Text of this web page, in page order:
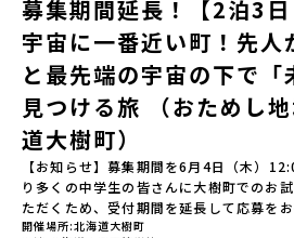
加をお願いします。【集合場所・時間】7
駅※12：00までにJR有田駅に到着する便
所・時間】7月5日(日) 13：00頃 JR有田
学3年生【宿泊先】ありこや（佐賀県西
留学生が活用している宿泊施設（シェア
宿泊いただく予定です。 【旅行代金】無
用のうち、以下の内容が無料となります
グラム内のアクティビティ・体験費用・
参加者のご負担となります・集合場所ま
や自由時間の個人飲食費などの個人的費
申し込み多数の場合は抽選の上決定）【
ごす放牧地。日本一の清流に選ばれたこ
スが泳ぐ「沙流川（さるがわ）」。他の
い圧倒的スケールの自然を味わうことが
（みなもとのよしつね）とも縁が深いと
祀った神社や公園などが存在し、アイヌ
る瞬間を肌で体感できる町です。北の大
化」とは？「アイヌ」の文化は北海道を
住民族である「アイヌ民族」によって大
す。日本語とは異なる響きを持つ「アイ
る物に「魂」が宿ると考える「精神文化
どに踊られる「古式舞踊」、独特の文様
募集期間延長！【2泊3日
宇宙に一番近い町！先人
と最先端の宇宙の下で「
見つける旅 （おためし
道大樹町）
【お知らせ】募集期間を6月4日（木）
り多くの中学生の皆さんに大樹町でのお
ただくため、受付期間を延長して応募を
し込みのタイミングを逃してしまった」
開催場所 北海道大樹町